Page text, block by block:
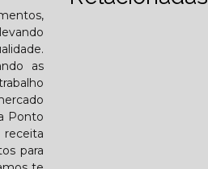
as
Ponto
receita
para